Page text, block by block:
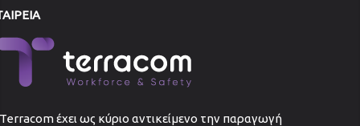
έχει ως κύριο αντικείμενο την παραγωγή